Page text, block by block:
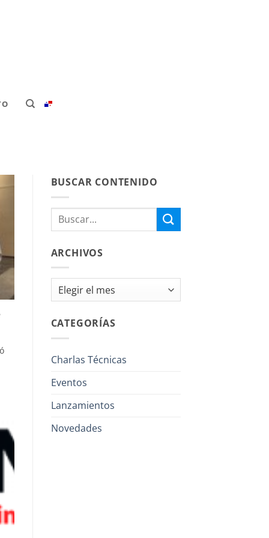
BUSCAR CONTENIDO
ARCHIVOS
Archivos
CATEGORÍAS
Charlas Técnicas
Eventos
Lanzamientos
Novedades